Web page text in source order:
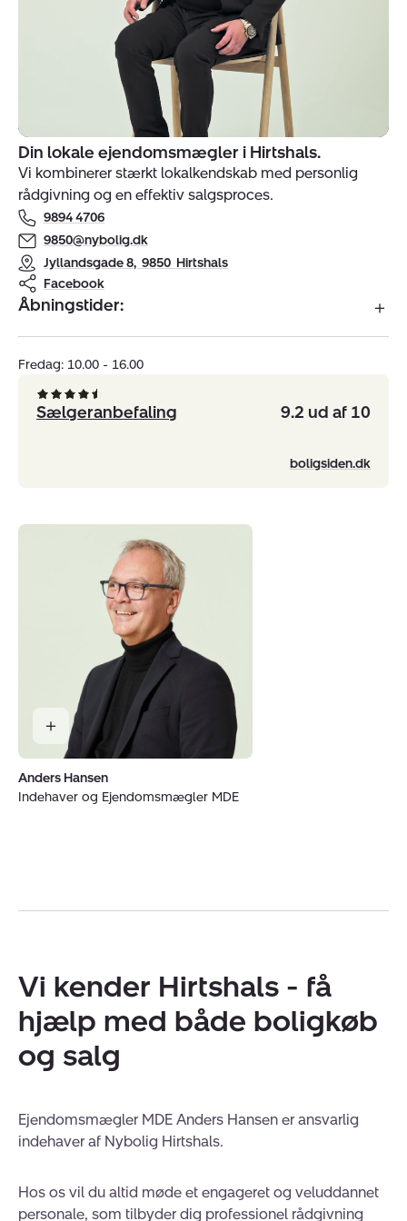
Indehavere
af
ejendomsmægler
Nybolig
Hirtshals
Din lokale ejendomsmægler i Hirtshals.
Vi kombinerer stærkt lokalkendskab med personlig
rådgivning og en effektiv salgsproces.
9894 4706
9850@nybolig.dk
Jyllandsgade 8, 9850 Hirtshals
Facebook
Åbningstider:
Fredag: 10.00 - 16.00
Sælgeranbefaling 9.2 ud af 10
boligsiden.dk
Anders Hansen
Indehaver og Ejendomsmægler MDE
Vi kender Hirtshals - få
hjælp med både boligkøb
og salg
Ejendomsmægler MDE Anders Hansen er ansvarlig
indehaver af Nybolig Hirtshals.
Hos os vil du altid møde et engageret og veluddannet
personale, som tilbyder dig professionel rådgivning